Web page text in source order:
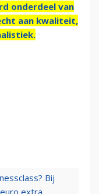
onderdeel van
aan kwaliteit,
Bij